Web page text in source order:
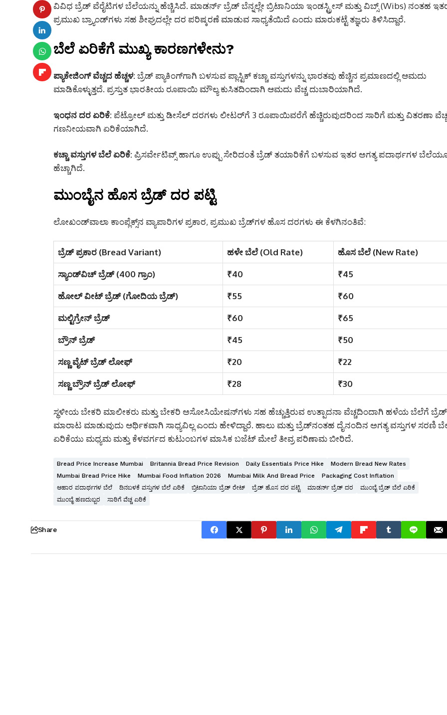
ವಿವಿಧ ಬ್ರೆಡ್ ವೆರೈಟಿಗಳ ಬೆಲೆಯನ್ನು ಹೆಚ್ಚಿಸಿದೆ. ಮಾಡರ್ನ್ ಬ್ರೆಡ್ ಬೆನ್ನಲ್ಲೇ ಬ್ರಿಟಾನಿಯಾ ಇಂಡಸ್ಟ್ರೀಸ್ ಮತ್ತು ವಿಬ್ಸ್ (Wibs) ನಂತಹ
ಪ್ರಮುಖ ಬ್ರ್ಯಾಂಡ್‌ಗಳು ಸಹ ಶೀಘ್ರದಲ್ಲೇ ದರ ಪರಿಷ್ಕರಣೆ ಮಾಡುವ ಸಾಧ್ಯತೆಯಿದೆ ಎಂದು ಮಾರುಕಟ್ಟೆ ತಜ್ಞರು ತಿಳಿಸಿದ್ದಾರೆ.
ಬೆಲೆ ಏರಿಕೆಗೆ ಮುಖ್ಯ ಕಾರಣಗಳೇನು?
ಪ್ಯಾಕೇಜಿಂಗ್ ವೆಚ್ಚದ ಹೆಚ್ಚಳ:ಬ್ರೆಡ್ ಪ್ಯಾಕಿಂಗ್‌ಗಾಗಿ ಬಳಸುವ ಪ್ಲಾಸ್ಟಿಕ್ ಕಚ್ಚಾ ವಸ್ತುಗಳನ್ನು ಭಾರತವು ಹೆಚ್ಚಿನ ಪ್ರಮಾಣದಲ್ಲಿ ಆಮದು
ಮಾಡಿಕೊಳ್ಳುತ್ತದೆ. ಪ್ರಸ್ತುತ ಭಾರತೀಯ ರೂಪಾಯಿ ಮೌಲ್ಯ ಕುಸಿತದಿಂದಾಗಿ ಆಮದು ವೆಚ್ಚ ದುಬಾರಿಯಾಗಿದೆ.
ಇಂಧನ ದರ ಏರಿಕೆ: ಪೆಟ್ರೋಲ್ ಮತ್ತು ಡೀಸೆಲ್ ದರಗಳು ಲೀಟರ್‌ಗೆ 3 ರೂಪಾಯಿವರೆಗೆ ಹೆಚ್ಚಿರುವುದರಿಂದ ಸಾರಿಗೆ ಮತ್ತು ವಿತರಣಾ
ಗಣನೀಯವಾಗಿ ಏರಿಕೆಯಾಗಿದೆ.
ಕಚ್ಚಾ ವಸ್ತುಗಳ ಬೆಲೆ ಏರಿಕೆ:ಪ್ರಿಸರ್ವೇಟಿವ್ಸ್ ಹಾಗೂ ಉಪ್ಪು ಸೇರಿದಂತೆ ಬ್ರೆಡ್ ತಯಾರಿಕೆಗೆ ಬಳಸುವ ಇತರ ಅಗತ್ಯ ಪದಾರ್ಥಗಳ
ಹೆಚ್ಚಾಗಿದೆ.
ಮುಂಬೈನ ಹೊಸ ಬ್ರೆಡ್ ದರ ಪಟ್ಟಿ
ಲೋಖಂಡ್‌ವಾಲಾ ಕಾಂಪ್ಲೆಕ್ಸ್‌ನ ವ್ಯಾಪಾರಿಗಳ ಪ್ರಕಾರ, ಪ್ರಮುಖ ಬ್ರೆಡ್‌ಗಳ ಹೊಸ ದರಗಳು ಈ ಕೆಳಗಿನಂತಿವೆ:
ಬ್ರೆಡ್ ಪ್ರಕಾರ (Bread Variant) ಹಳೇ ಬೆಲೆ (Old Rate) ಹೊಸ ಬೆಲೆ (New Rate)
ಸ್ಯಾಂಡ್‌ವಿಚ್ ಬ್ರೆಡ್ (400 ಗ್ರಾಂ) ₹40 ₹45
ಹೋಲ್ ವೀಟ್ ಬ್ರೆಡ್ (ಗೋದಿಯ ಬ್ರೆಡ್) ₹55 ₹60
ಮಲ್ಟಿಗ್ರೇನ್ ಬ್ರೆಡ್ ₹60 ₹65
ಬ್ರೌನ್ ಬ್ರೆಡ್ ₹45 ₹50
ಸಣ್ಣ ವೈಟ್ ಬ್ರೆಡ್ ಲೋಫ್ ₹20 ₹22
ಸಣ್ಣ ಬ್ರೌನ್ ಬ್ರೆಡ್ ಲೋಫ್ ₹28 ₹30
ಸ್ಥಳೀಯ ಬೇಕರಿ ಮಾಲೀಕರು ಮತ್ತು ಬೇಕರಿ ಅಸೋಸಿಯೇಷನ್‌ಗಳು ಸಹ ಹೆಚ್ಚುತ್ತಿರುವ ಉತ್ಪಾದನಾ ವೆಚ್ಚದಿಂದಾಗಿ ಹಳೆಯ ಬೆಲೆಗೆ ಬ್ರೆಡ್
ಮಾರಾಟ ಮಾಡುವುದು ಆರ್ಥಿಕವಾಗಿ ಸಾಧ್ಯವಿಲ್ಲ ಎಂದು ಹೇಳಿದ್ದಾರೆ. ಹಾಲು ಮತ್ತು ಬ್ರೆಡ್‌ನಂತಹ ದೈನಂದಿನ ಅಗತ್ಯ ವಸ್ತುಗಳ ಸರಣಿ
ಏರಿಕೆಯು ಮಧ್ಯಮ ಮತ್ತು ಕೆಳವರ್ಗದ ಕುಟುಂಬಗಳ ಮಾಸಿಕ ಬಜೆಟ್ ಮೇಲೆ ತೀವ್ರ ಪರಿಣಾಮ ಬೀರಿದೆ.
Bread Price Increase Mumbai Britannia Bread Price Revision Daily Essentials Price Hike
Modern Bread New Rates
Mumbai Bread Price Hike
Mumbai Food Inflation 2026 Mumbai Milk And Bread Price
Packaging Cost Inflation
ಆಹಾರ ಪದಾರ್ಥಗಳ ಬೆಲೆ
ದಿನಬಳಕೆ ವಸ್ತುಗಳ ಬೆಲೆ ಏರಿಕೆ ಬ್ರಿಟಾನಿಯಾ ಬ್ರೆಡ್ ರೇಟ್ ಬ್ರೆಡ್ ಹೊಸ ದರ ಪಟ್ಟಿ ಮಾಡರ್ನ್ ಬ್ರೆಡ್ ದರ
ಮುಂಬೈ ಬ್ರೆಡ್ ಬೆಲೆ ಏರಿಕೆ
ಮುಂಬೈ ಹಣದುಬ್ಬರ
ಸಾರಿಗೆ ವೆಚ್ಚ ಏರಿಕೆ
Share